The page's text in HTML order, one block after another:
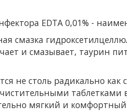
EDTA 0,01% -
смазка
и смазывает, таурин
не столь радикально
таблетками
мягкий и комфортный